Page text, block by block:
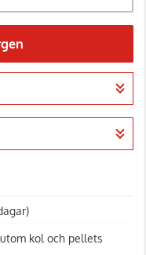
kol och pellets